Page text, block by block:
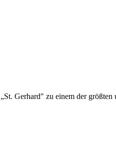
Gerhard" zu einem der